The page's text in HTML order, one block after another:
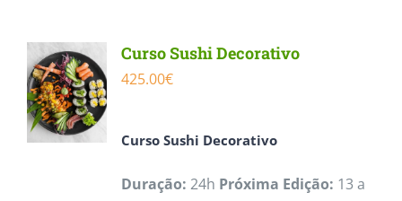
Curso Sushi Decorativo
425.00€
Curso Sushi Decorativo
Duração: 24h Próxima Edição: 13 a